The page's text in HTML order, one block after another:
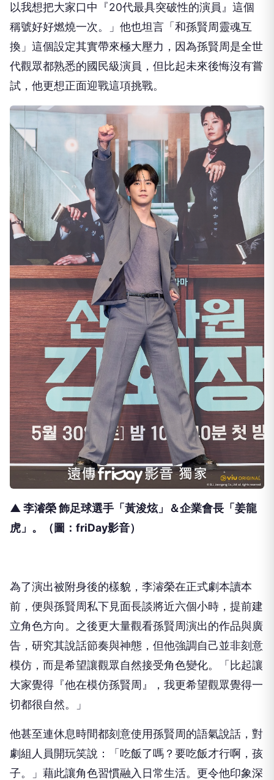
以我想把大家口中『20代最具突破性的演員』這個
稱號好好燃燒一次。」他也坦言「 和孫賢周靈魂互
換」這個設定其實帶來極大壓力， 因為孫賢周是全世
代觀眾都熟悉的國民級演員， 但比起未來後悔沒有嘗
試，他更想正面迎戰這項挑戰。
▲ 李濬榮 飾足球選手「黃浚炫」＆企業會長「姜龍
虎」。（圖：friDay影音）
為了演出被附身後的樣貌，李濬榮在正式劇本讀本
前， 便與孫賢周私下見面長談將近六個小時，提前建
立角色方向。 之後更大量觀看孫賢周演出的作品與廣
告，研究其說話節奏與神態， 但他強調自己並非刻意
模仿，而是希望讓觀眾自然接受角色變化。「 比起讓
大家覺得『他在模仿孫賢周』， 我更希望觀眾覺得一
切都很自然。」
他甚至連休息時間都刻意使用孫賢周的語氣說話， 對
劇組人員開玩笑說：「吃飯了嗎？要吃飯才行啊，孩
子。」 藉此讓角色習慣融入日常生活。更令他印象深